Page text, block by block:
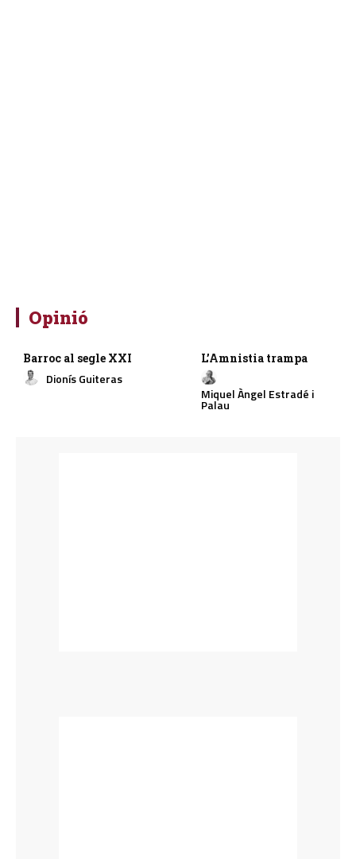
Opinió
Barroc al segle XXI
Dionís Guiteras
L’Amnistia trampa
Miquel Àngel Estradé i
Palau